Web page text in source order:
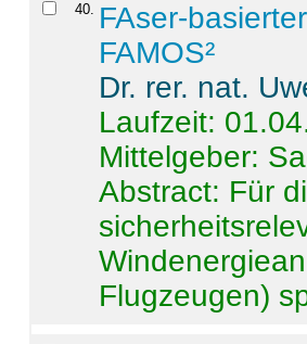
40. FAser-
FAMOS²
Dr. rer. nat.
Laufzeit:
Mittelgeber:
Abstract: Für
Flugzeugen)